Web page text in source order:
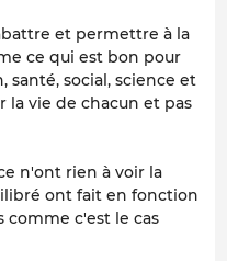
et permettre à la
ce qui est bon pour
santé, social, science et
la vie de chacun et pas
n'ont rien à voir la
ont fait en fonction
comme c'est le cas